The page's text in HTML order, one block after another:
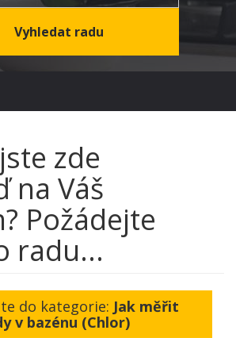
zde
na Váš
Požádejte
radu...
do kategorie: Jak měřit
v bazénu (Chlor)